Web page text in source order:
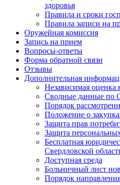
здоровья
Правила и сроки
Правила записи на
Оружейная комиссия
Запись на прием
Вопросы-ответы
Форма обратной связи
Отзывы
Дополнительная
Независимая оценка
Сводные данные по
Порядок
Положение о
Защита прав
Защита
Бесплатная
Свердловской
Доступная среда
Больничный лист
Порядок